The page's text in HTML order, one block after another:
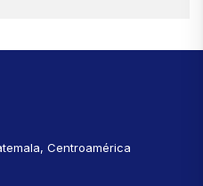
Centroamérica